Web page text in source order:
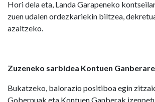
Hori dela eta, Landa Garapeneko
zuen udalen ordezkariekin biltzea,
azaltzeko.
Zuzeneko sarbidea Kontuen
Bukatzeko, balorazio positiboa egin
Gobernuak eta Kontuen Ganberak